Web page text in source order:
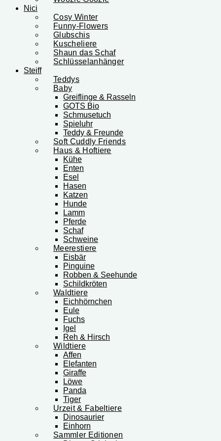
Nici
Cosy Winter
Funny-Flowers
Glubschis
Kuscheliere
Shaun das Schaf
Schlüsselanhänger
Steiff
Teddys
Baby
Greiflinge & Rasseln
GOTS Bio
Schmusetuch
Spieluhr
Teddy & Freunde
Soft Cuddly Friends
Haus & Hoftiere
Kühe
Enten
Esel
Hasen
Katzen
Hunde
Lamm
Pferde
Schaf
Schweine
Meerestiere
Eisbär
Pinguine
Robben & Seehunde
Schildkröten
Waldtiere
Eichhörnchen
Eule
Fuchs
Igel
Reh & Hirsch
Wildtiere
Affen
Elefanten
Giraffe
Löwe
Panda
Tiger
Urzeit & Fabeltiere
Dinosaurier
Einhorn
Sammler Editionen